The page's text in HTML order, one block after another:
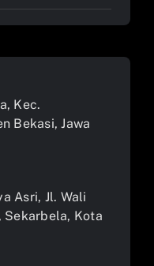
Kec.
Bekasi, Jawa
Asri, Jl. Wali
Sekarbela, Kota